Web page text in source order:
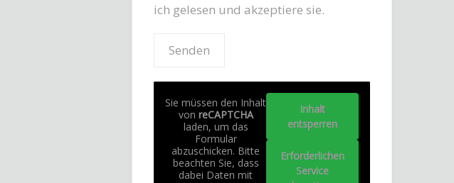
ich gelesen und akzeptiere sie.
Sie müssen den Inhalt
von reCAPTCHA
laden, um das
Formular
abzuschicken. Bitte
beachten Sie, dass
dabei Daten mit
Inhalt
entsperren
Erforderlichen
Service